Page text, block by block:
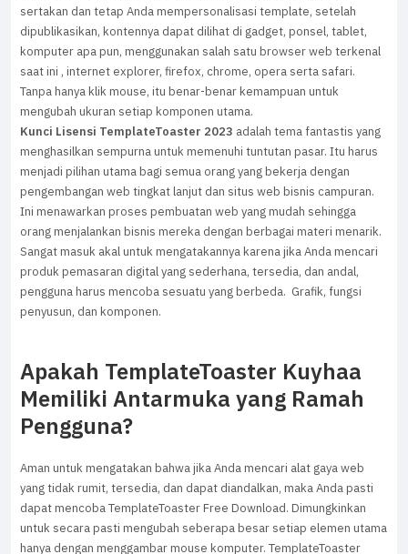
sertakan dan tetap Anda mempersonalisasi template, setelah
dipublikasikan, kontennya dapat dilihat di gadget, ponsel, tablet,
komputer apa pun, menggunakan salah satu browser web terkenal
saat ini , internet explorer, firefox, chrome, opera serta safari.
Tanpa hanya klik mouse, itu benar-benar kemampuan untuk
mengubah ukuran setiap komponen utama.
Kunci Lisensi TemplateToaster 2023 adalah tema fantastis yang
menghasilkan sempurna untuk memenuhi tuntutan pasar. Itu harus
menjadi pilihan utama bagi semua orang yang bekerja dengan
pengembangan web tingkat lanjut dan situs web bisnis campuran.
Ini menawarkan proses pembuatan web yang mudah sehingga
orang menjalankan bisnis mereka dengan berbagai materi menarik.
Sangat masuk akal untuk mengatakannya karena jika Anda mencari
produk pemasaran digital yang sederhana, tersedia, dan andal,
pengguna harus mencoba sesuatu yang berbeda. Grafik, fungsi
penyusun, dan komponen.
Apakah TemplateToaster Kuyhaa
Memiliki Antarmuka yang Ramah
Pengguna?
Aman untuk mengatakan bahwa jika Anda mencari alat gaya web
yang tidak rumit, tersedia, dan dapat diandalkan, maka Anda pasti
dapat mencoba TemplateToaster Free Download. Dimungkinkan
untuk secara pasti mengubah seberapa besar setiap elemen utama
hanya dengan menggambar mouse komputer. TemplateToaster